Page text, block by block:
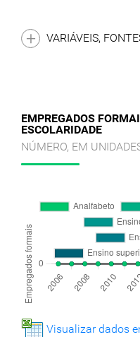
VARIÁVEIS,
EMPREGADOS
ESCOLARIDADE
NÚMERO, EM
Visualizar dados